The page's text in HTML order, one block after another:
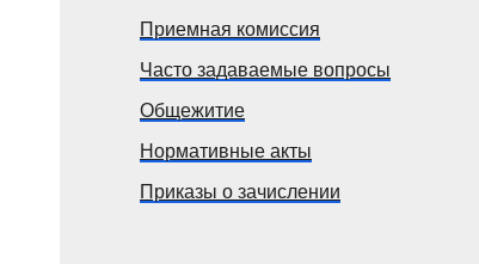
Приемная комиссия
Часто задаваемые вопросы
Общежитие
Нормативные акты
Приказы о зачислении